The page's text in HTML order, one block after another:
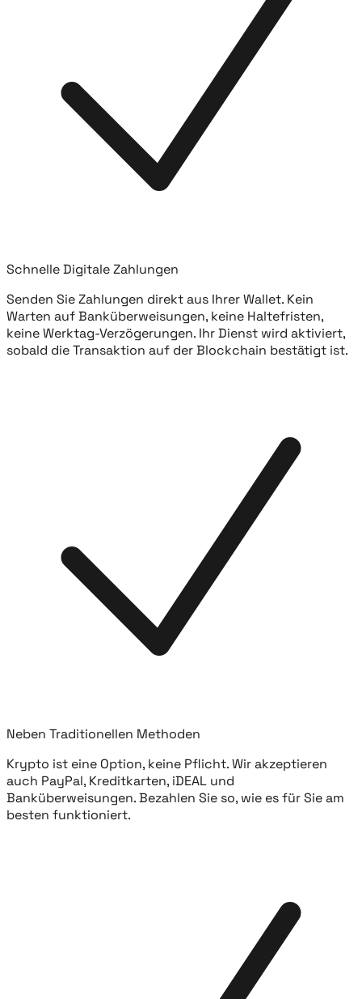
Schnelle Digitale Zahlungen
Senden Sie Zahlungen direkt aus Ihrer Wallet. Kein
Warten auf Banküberweisungen, keine Haltefristen,
keine Werktag-Verzögerungen. Ihr Dienst wird aktiviert,
sobald die Transaktion auf der Blockchain bestätigt ist.
Neben Traditionellen Methoden
Krypto ist eine Option, keine Pflicht. Wir akzeptieren
auch PayPal, Kreditkarten, iDEAL und
Banküberweisungen. Bezahlen Sie so, wie es für Sie am
besten funktioniert.